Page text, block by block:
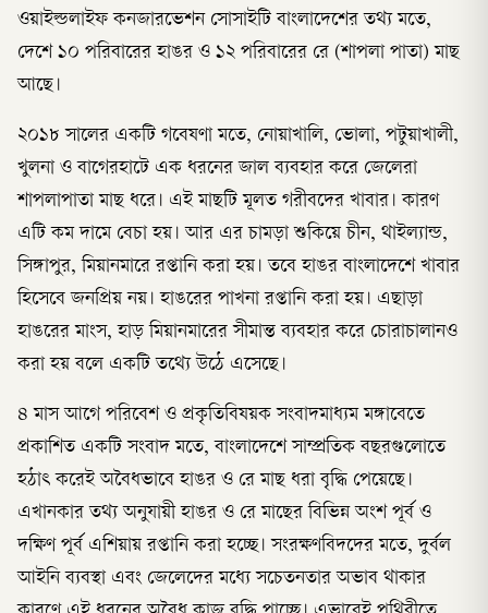
ওয়াইল্ডলাইফ কনজারভেশন সোসাইটি বাংলাদেশের তথ্য মতে,
দেশে ১০ পরিবারের হাঙর ও ১২ পরিবারের রে (শাপলা পাতা) মাছ
আছে।
২০১৮ সালের একটি গবেষণা মতে, নোয়াখালি, ভোলা, পটুয়াখালী,
খুলনা ও বাগেরহাটে এক ধরনের জাল ব্যবহার করে জেলেরা
শাপলাপাতা মাছ ধরে। এই মাছটি মূলত গরীবদের খাবার। কারণ
এটি কম দামে বেচা হয়। আর এর চামড়া শুকিয়ে চীন, থাইল্যান্ড,
সিঙ্গাপুর, মিয়ানমারে রপ্তানি করা হয়। তবে হাঙর বাংলাদেশে খাবার
হিসেবে জনপ্রিয় নয়। হাঙরের পাখনা রপ্তানি করা হয়। এছাড়া
হাঙরের মাংস, হাড় মিয়ানমারের সীমান্ত ব্যবহার করে চোরাচালানও
করা হয় বলে একটি তথ্যে উঠে এসেছে।
৪ মাস আগে পরিবেশ ও প্রকৃতিবিষয়ক সংবাদমাধ্যম মঙ্গাবেতে
প্রকাশিত একটি সংবাদ মতে, বাংলাদেশে সাম্প্রতিক বছরগুলোতে
হঠাৎ করেই অবৈধভাবে হাঙর ও রে মাছ ধরা বৃদ্ধি পেয়েছে।
এখানকার তথ্য অনুযায়ী হাঙর ও রে মাছের বিভিন্ন অংশ পূর্ব ও
দক্ষিণ পূর্ব এশিয়ায় রপ্তানি করা হচ্ছে। সংরক্ষণবিদদের মতে, দুর্বল
আইনি ব্যবস্থা এবং জেলেদের মধ্যে সচেতনতার অভাব থাকার